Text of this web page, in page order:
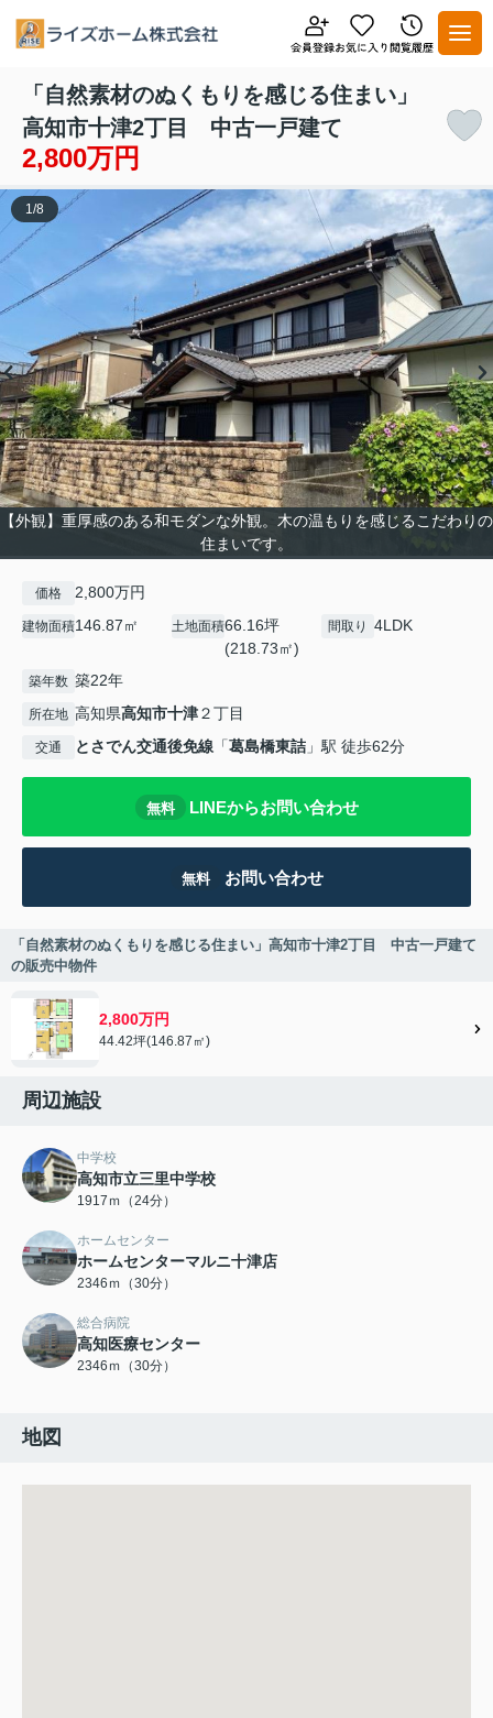
「自然素材のぬくもりを感じる住まい」
高知市十津2丁目 中古一戸建て
2,800万円
【外観】重厚感のある和モダンな外観。木の温もりを感じるこだわりの
住まいです。
1/8
価格 2,800万円
建物面積146.87㎡ 土地面積66.16坪
(218.73㎡)
間取り 4LDK
築年数 築22年
所在地 高知県高知市十津２丁目
交通 とさでん交通後免線 「葛島橋東詰 」駅 徒歩62分
無料 LINEからお問い合わせ
無料 お問い合わせ
「自然素材のぬくもりを感じる住まい」高知市十津2丁目 中古一戸建て
の販売中物件
2,800万円
44.42坪(146.87㎡)
周辺施設
中学校
高知市立三里中学校
1917ｍ（24分）
ホームセンター
ホームセンターマルニ十津店
2346ｍ（30分）
総合病院
高知医療センター
2346ｍ（30分）
地図